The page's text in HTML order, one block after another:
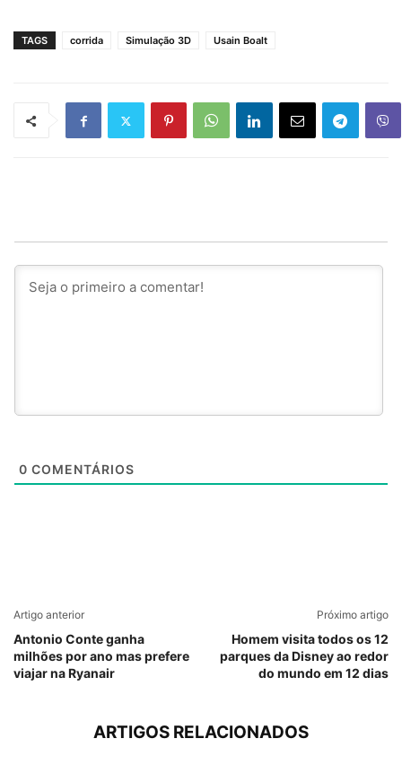
TAGS corrida Simulação 3D Usain Boalt
0 COMENTÁRIOS
Artigo anterior
Antonio Conte ganha
milhões por ano mas prefere
viajar na Ryanair
Próximo artigo
Homem visita todos os 12
parques da Disney ao redor
do mundo em 12 dias
ARTIGOS RELACIONADOS